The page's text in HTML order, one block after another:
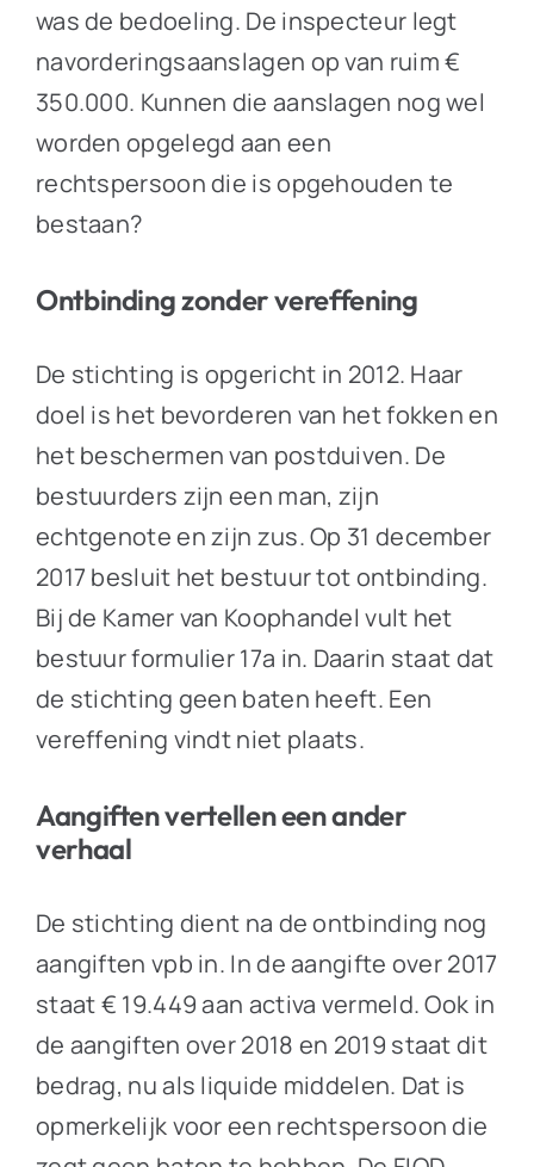
was de bedoeling. De inspecteur legt
navorderingsaanslagen op van ruim €
350.000. Kunnen die aanslagen nog wel
worden opgelegd aan een
rechtspersoon die is opgehouden te
bestaan?
Ontbinding zonder vereffening
De stichting is opgericht in 2012. Haar
doel is het bevorderen van het fokken en
het beschermen van postduiven. De
bestuurders zijn een man, zijn
echtgenote en zijn zus. Op 31 december
2017 besluit het bestuur tot ontbinding.
Bij de Kamer van Koophandel vult het
bestuur formulier 17a in. Daarin staat dat
de stichting geen baten heeft. Een
vereffening vindt niet plaats.
Aangiften vertellen een ander
verhaal
De stichting dient na de ontbinding nog
aangiften vpb in. In de aangifte over 2017
staat € 19.449 aan activa vermeld. Ook in
de aangiften over 2018 en 2019 staat dit
bedrag, nu als liquide middelen. Dat is
opmerkelijk voor een rechtspersoon die